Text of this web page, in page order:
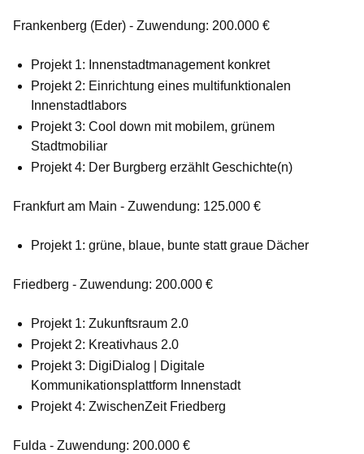
Frankenberg (Eder) - Zuwendung: 200.000 €
Projekt 1: Innenstadtmanagement konkret
Projekt 2: Einrichtung eines multifunktionalen
Innenstadtlabors
Projekt 3: Cool down mit mobilem, grünem
Stadtmobiliar
Projekt 4: Der Burgberg erzählt Geschichte(n)
Frankfurt am Main - Zuwendung: 125.000 €
Projekt 1: grüne, blaue, bunte statt graue Dächer
Friedberg - Zuwendung: 200.000 €
Projekt 1: Zukunftsraum 2.0
Projekt 2: Kreativhaus 2.0
Projekt 3: DigiDialog | Digitale
Kommunikationsplattform Innenstadt
Projekt 4: ZwischenZeit Friedberg
Fulda - Zuwendung: 200.000 €